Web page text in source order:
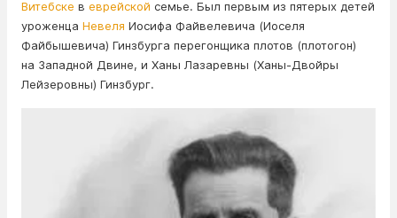
Витебске в еврейской семье. Был первым из пятерых детей
уроженца Невеля Иосифа Файвелевича (Иоселя
Файбышевича) Гинзбурга перегонщика плотов (плотогон)
на Западной Двине, и Ханы Лазаревны (Ханы-Двойры
Лейзеровны) Гинзбург.